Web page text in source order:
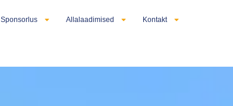
Sponsorlus Allalaadimised Kontakt